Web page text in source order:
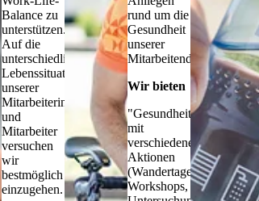
Balance zu
unterstützen.
Auf die
unterschiedlichen
Lebenssituationen
unserer
Mitarbeiterinnen
und
Mitarbeiter
versuchen
wir
bestmöglich
einzugehen.
rund um die
Gesundheit
unserer
Mitarbeitenden.
Wir bieten
"Gesundheitstage"
mit
verschiedenen
Aktionen
(Wandertage,
Workshops,